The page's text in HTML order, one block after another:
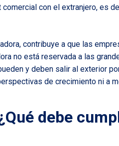
con el extranjero, es
contribuye a que las
no está reservada a las
y deben salir al exterior
de crecimiento ni a
debe